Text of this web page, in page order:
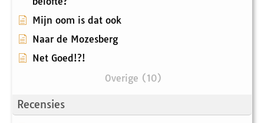
Mijn oom is dat ook
Naar de Mozesberg
Net Goed!?!
Overige (10)
Recensies